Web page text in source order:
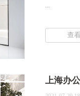
...
查
上海办